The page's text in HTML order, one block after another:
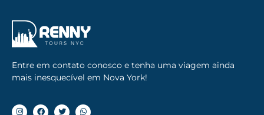
Entre em contato conosco e tenha uma viagem ainda
mais inesquecível em Nova York!